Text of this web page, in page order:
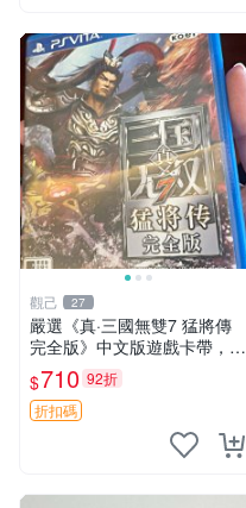
觀己 27
嚴選《真·三國無雙7 猛將傳
完全版》中文版遊戲卡帶，附
原裝包裝盒與說明書，功能完
好，適合三國戰略玩家。PSV
ITA平臺專用。 真·三國無雙
$710 92折
折扣碼